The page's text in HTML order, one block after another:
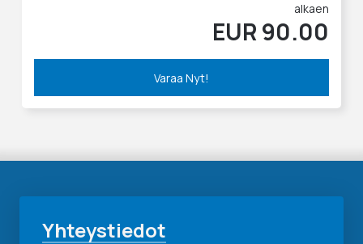
alkaen
EUR 90.00
Varaa Nyt!
Yhteystiedot